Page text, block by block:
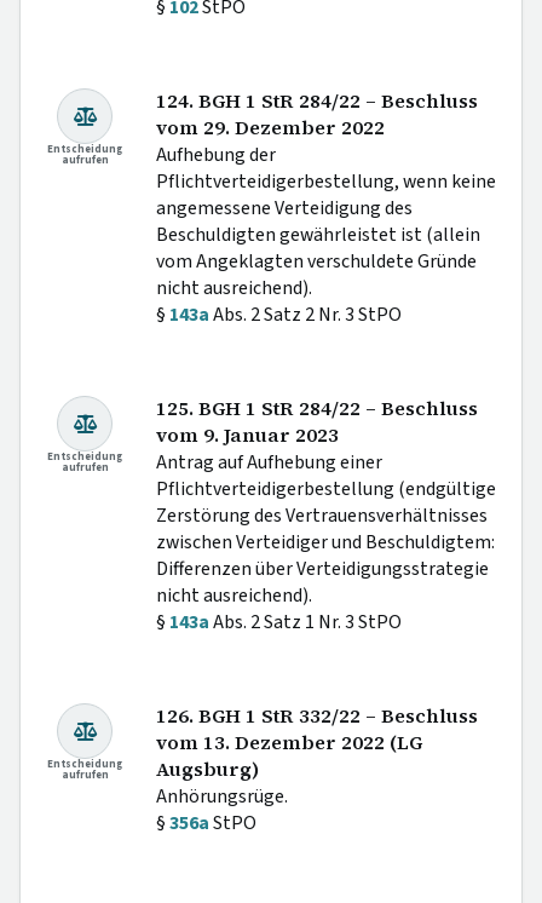
§ 102StPO
Entscheidung
aufrufen
124. BGH 1 StR 284/22 – Beschluss
vom 29. Dezember 2022
Aufhebung der
Pflichtverteidigerbestellung, wenn keine
angemessene Verteidigung des
Beschuldigten gewährleistet ist (allein
vom Angeklagten verschuldete Gründe
nicht ausreichend).
§ 143aAbs. 2 Satz 2 Nr. 3 StPO
Entscheidung
aufrufen
125. BGH 1 StR 284/22 – Beschluss
vom 9. Januar 2023
Antrag auf Aufhebung einer
Pflichtverteidigerbestellung (endgültige
Zerstörung des Vertrauensverhältnisses
zwischen Verteidiger und Beschuldigtem:
Differenzen über Verteidigungsstrategie
nicht ausreichend).
§ 143aAbs. 2 Satz 1 Nr. 3 StPO
Entscheidung
aufrufen
126. BGH 1 StR 332/22 – Beschluss
vom 13. Dezember 2022 (LG
Augsburg)
Anhörungsrüge.
§356aStPO